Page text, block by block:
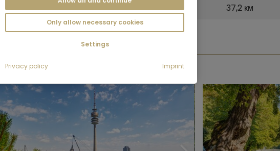
5,2 км 37,2 км
Only allow necessary cookies
Settings
Privacy policy Imprint